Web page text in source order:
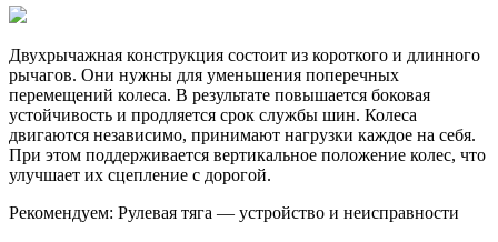
Двухрычажная конструкция состоит из короткого и длинного
рычагов. Они нужны для уменьшения поперечных
перемещений колеса. В результате повышается боковая
устойчивость и продляется срок службы шин. Колеса
двигаются независимо, принимают нагрузки каждое на себя.
При этом поддерживается вертикальное положение колес, что
улучшает их сцепление с дорогой.
Рекомендуем: Рулевая тяга — устройство и неисправности